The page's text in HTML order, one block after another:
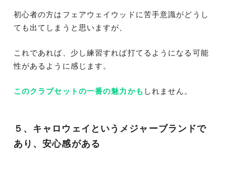
初心者の方はフェアウェイウッドに苦手意識がどうし
ても出てしまうと思いますが、
これであれば、少し練習すれば打てるようになる可能
性があるように感じます。
このクラブセットの一番の魅力かも しれません。
５、キャロウェイというメジャーブランドで
あり、安心感がある